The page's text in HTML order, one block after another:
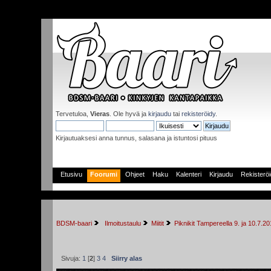
Tervetuloa,Vieras . Ole hyvä jakirjaudu tairekisteröidy.
Kirjautuaksesi anna tunnus, salasana ja istuntosi pituus
Etusivu Foorumi Ohjeet Haku Kalenteri Kirjaudu
BDSM-baari Ilmoitustaulu Miitit Piknikit Tampereella 9. ja
Sivuja: 1 [2]3 4 Siirry alas